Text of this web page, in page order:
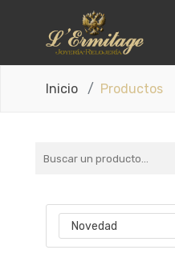
Inicio Productos
Novedad